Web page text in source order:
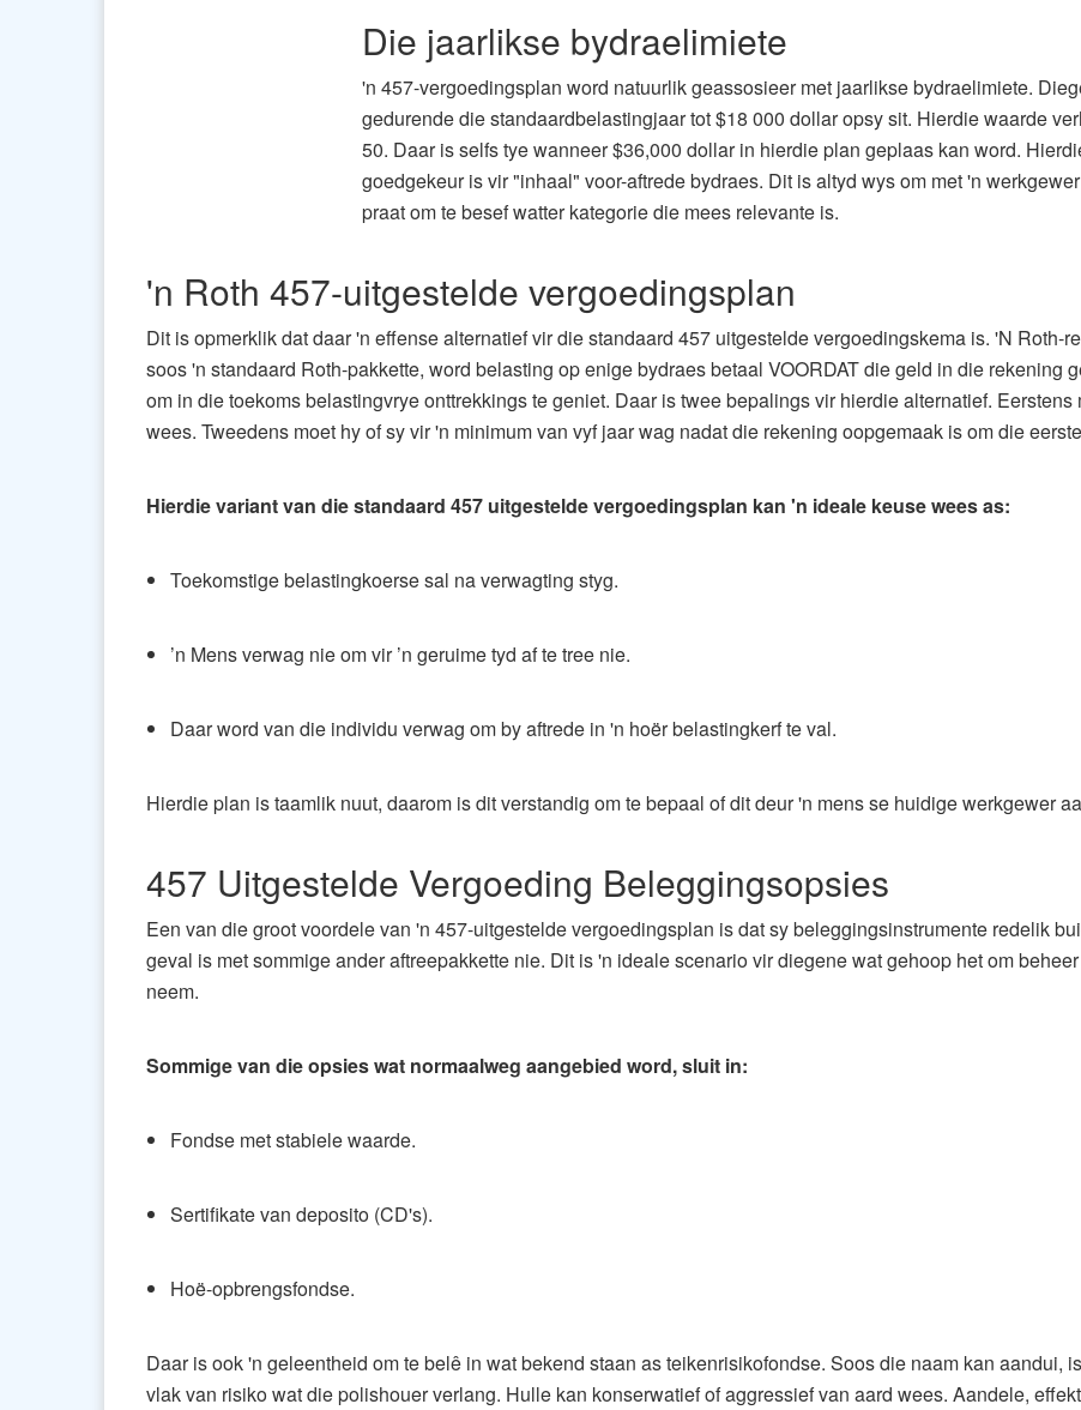
Die jaarlikse bydraelimiete
'n 457-vergoedingsplan word natuurlik geassosieer met jaarlikse bydraelimiete.
gedurende die standaardbelastingjaar tot $18 000 dollar opsy sit. Hierdie waarde
50. Daar is selfs tye wanneer $36,000 dollar in hierdie plan geplaas kan word.
goedgekeur is vir "inhaal" voor-aftrede bydraes. Dit is altyd wys om met 'n
praat om te besef watter kategorie die mees relevante is.
'n Roth 457-uitgestelde vergoedingsplan
Dit is opmerklik dat daar 'n effense alternatief vir die standaard 457 uitgestelde vergoedingskema is. 'N Roth-
soos 'n standaard Roth-pakkette, word belasting op enige bydraes betaal VOORDAT die geld in die rekening
om in die toekoms belastingvrye onttrekkings te geniet. Daar is twee bepalings vir hierdie alternatief.
wees. Tweedens moet hy of sy vir 'n minimum van vyf jaar wag nadat die rekening oopgemaak is om die
Hierdie variant van die standaard 457 uitgestelde vergoedingsplan kan 'n ideale keuse wees as:
Toekomstige belastingkoerse sal na verwagting styg.
’n Mens verwag nie om vir ’n geruime tyd af te tree nie.
Daar word van die individu verwag om by aftrede in 'n hoër belastingkerf te val.
Hierdie plan is taamlik nuut, daarom is dit verstandig om te bepaal of dit deur 'n mens se huidige werkgewer
457 Uitgestelde Vergoeding Beleggingsopsies
Een van die groot voordele van 'n 457-uitgestelde vergoedingsplan is dat sy beleggingsinstrumente redelik
geval is met sommige ander aftreepakkette nie. Dit is 'n ideale scenario vir diegene wat gehoop het om
neem.
Sommige van die opsies wat normaalweg aangebied word, sluit in:
Fondse met stabiele waarde.
Sertifikate van deposito (CD's).
Hoë-opbrengsfondse.
Daar is ook 'n geleentheid om te belê in wat bekend staan ​​as teikenrisikofondse. Soos die naam kan aandui,
vlak van risiko wat die polishouer verlang. Hulle kan konserwatief of aggressief van aard wees. Aandele,